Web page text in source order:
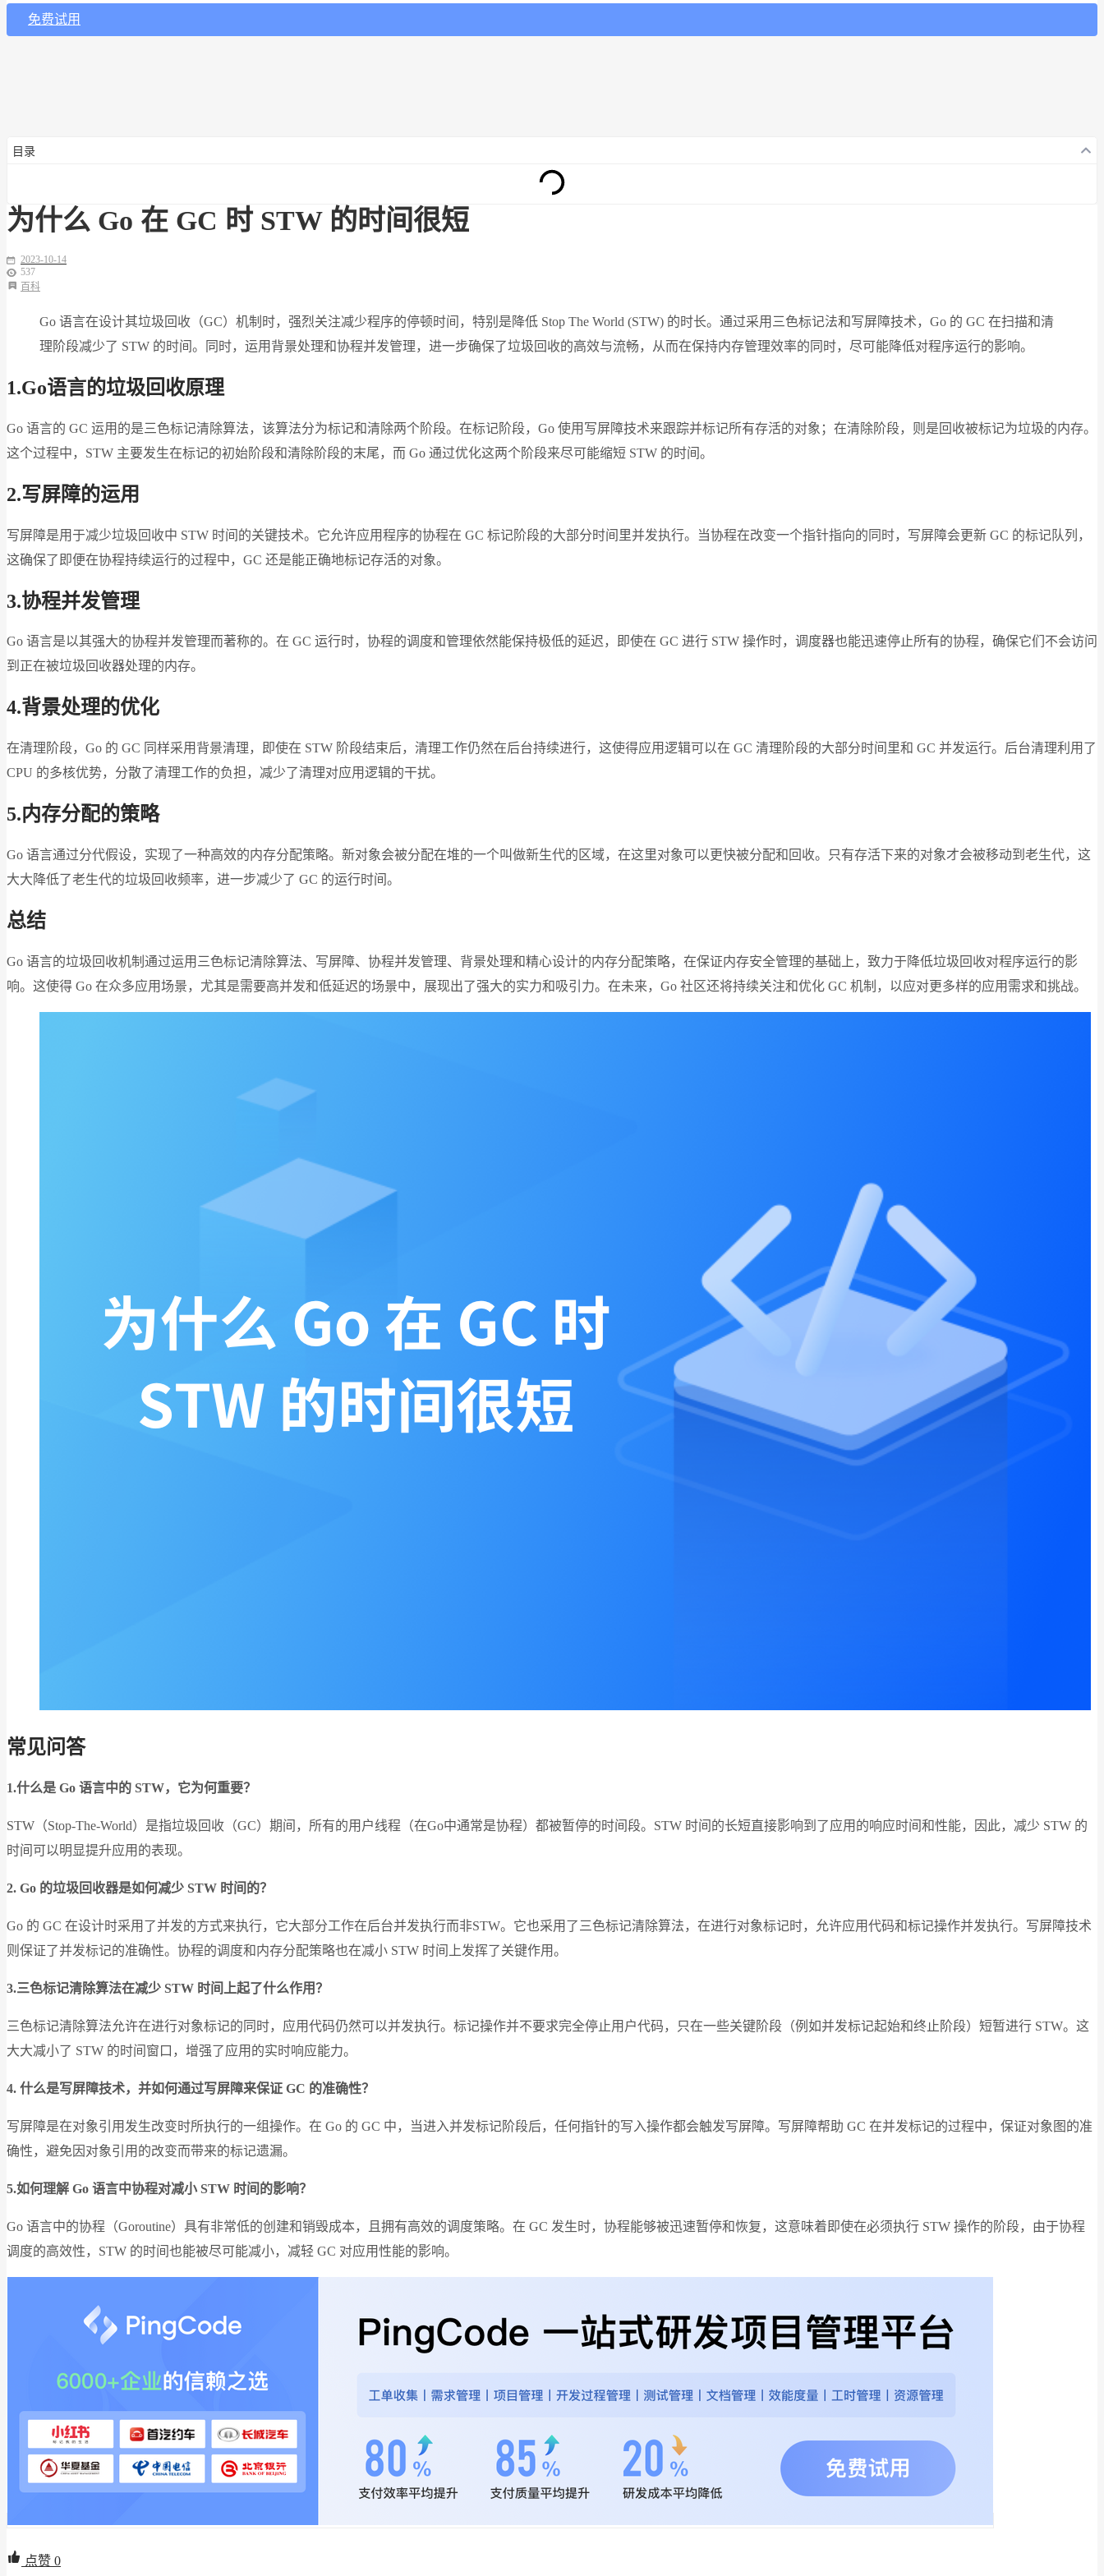
免费试用
目录
为什么 Go 在 GC 时 STW 的时间很短
2023-10-14
537
百科
Go 语言在设计其垃圾回收（GC）机制时，强烈关注减少程序的停顿时间，特别是降低 Stop The World (STW) 的时长。通过采用三色标记法和写屏障技术，Go 的 GC 在扫描和清
理阶段减少了 STW 的时间。同时，运用背景处理和协程并发管理，进一步确保了垃圾回收的高效与流畅，从而在保持内存管理效率的同时，尽可能降低对程序运行的影响。
1.Go语言的垃圾回收原理
Go 语言的 GC 运用的是三色标记清除算法，该算法分为标记和清除两个阶段。在标记阶段，Go 使用写屏障技术来跟踪并标记所有存活的对象；在清除阶段，则是回收被标记为垃圾的内存。
这个过程中，STW 主要发生在标记的初始阶段和清除阶段的末尾，而 Go 通过优化这两个阶段来尽可能缩短 STW 的时间。
2.写屏障的运用
写屏障是用于减少垃圾回收中 STW 时间的关键技术。它允许应用程序的协程在 GC 标记阶段的大部分时间里并发执行。当协程在改变一个指针指向的同时，写屏障会更新 GC 的标记队列，
这确保了即便在协程持续运行的过程中，GC 还是能正确地标记存活的对象。
3.协程并发管理
Go 语言是以其强大的协程并发管理而著称的。在 GC 运行时，协程的调度和管理依然能保持极低的延迟，即使在 GC 进行 STW 操作时，调度器也能迅速停止所有的协程，确保它们不会访问
到正在被垃圾回收器处理的内存。
4.背景处理的优化
在清理阶段，Go 的 GC 同样采用背景清理，即使在 STW 阶段结束后，清理工作仍然在后台持续进行，这使得应用逻辑可以在 GC 清理阶段的大部分时间里和 GC 并发运行。后台清理利用了
CPU 的多核优势，分散了清理工作的负担，减少了清理对应用逻辑的干扰。
5. 内存分配的策略
Go 语言通过分代假设，实现了一种高效的内存分配策略。新对象会被分配在堆的一个叫做新生代的区域，在这里对象可以更快被分配和回收。只有存活下来的对象才会被移动到老生代，这
大大降低了老生代的垃圾回收频率，进一步减少了 GC 的运行时间。
总结
Go 语言的垃圾回收机制通过运用三色标记清除算法、写屏障、协程并发管理、背景处理和精心设计的内存分配策略，在保证内存安全管理的基础上，致力于降低垃圾回收对程序运行的影
响。这使得 Go 在众多应用场景，尤其是需要高并发和低延迟的场景中，展现出了强大的实力和吸引力。在未来，Go 社区还将持续关注和优化 GC 机制，以应对更多样的应用需求和挑战。
常见问答
1.什么是 Go 语言中的 STW，它为何重要？
STW（Stop-The-World）是指垃圾回收（GC）期间，所有的用户线程（在Go中通常是协程）都被暂停的时间段。STW 时间的长短直接影响到了应用的响应时间和性能，因此，减少 STW 的
时间可以明显提升应用的表现。
2. Go 的垃圾回收器是如何减少 STW 时间的？
Go 的 GC 在设计时采用了并发的方式来执行，它大部分工作在后台并发执行而非STW。它也采用了三色标记清除算法，在进行对象标记时，允许应用代码和标记操作并发执行。写屏障技术
则保证了并发标记的准确性。协程的调度和内存分配策略也在减小 STW 时间上发挥了关键作用。
3.三色标记清除算法在减少 STW 时间上起了什么作用？
三色标记清除算法允许在进行对象标记的同时，应用代码仍然可以并发执行。标记操作并不要求完全停止用户代码，只在一些关键阶段（例如并发标记起始和终止阶段）短暂进行 STW。这
大大减小了 STW 的时间窗口，增强了应用的实时响应能力。
4. 什么是写屏障技术，并如何通过写屏障来保证 GC 的准确性？
写屏障是在对象引用发生改变时所执行的一组操作。在 Go 的 GC 中，当进入并发标记阶段后，任何指针的写入操作都会触发写屏障。写屏障帮助 GC 在并发标记的过程中，保证对象图的准
确性，避免因对象引用的改变而带来的标记遗漏。
5.如何理解 Go 语言中协程对减小 STW 时间的影响？
Go 语言中的协程（Goroutine）具有非常低的创建和销毁成本，且拥有高效的调度策略。在 GC 发生时，协程能够被迅速暂停和恢复，这意味着即使在必须执行 STW 操作的阶段，由于协程
调度的高效性，STW 的时间也能被尽可能减小，减轻 GC 对应用性能的影响。
点赞 0